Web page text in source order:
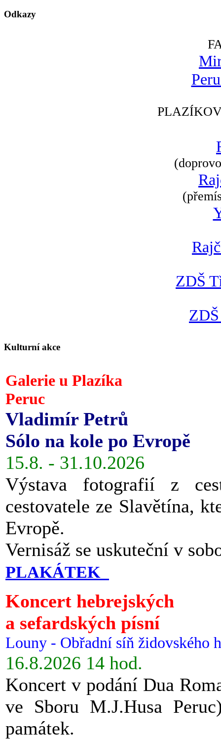
Odkazy
ZDŠ
Kulturní akce
Galerie u Plazíka
Peruc
Vladimír Petrů
Sólo na kole po Evropě
15.8. - 31.10.2026
Výstava fotografií z
cestovatele ze Slavětína,
Evropě.
Vernisáž se uskuteční v
PLAKÁTEK
Koncert hebrejských
a sefardských písní
Louny - Obřadní síň židovského
16.8.2026 14 hod.
Koncert v podání Dua
ve Sboru M.J.Husa
památek.